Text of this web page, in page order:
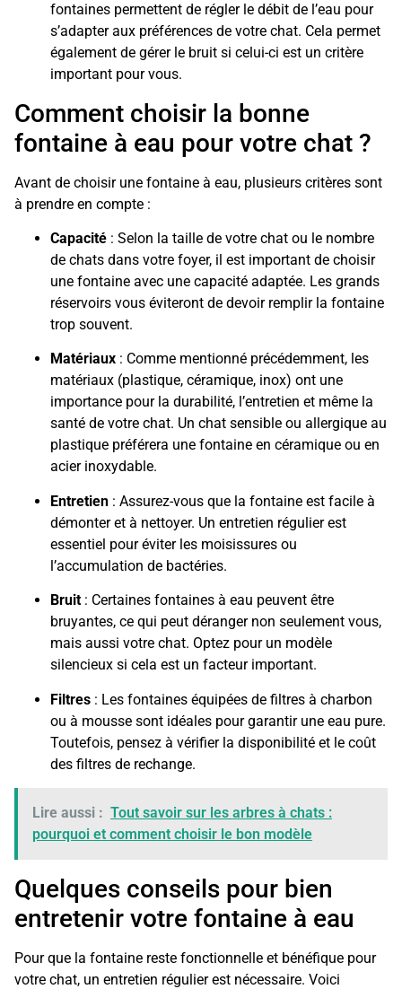
fontaines permettent de régler le débit de l’eau pour
s’adapter aux préférences de votre chat. Cela permet
également de gérer le bruit si celui-ci est un critère
important pour vous.
Comment choisir la bonne
fontaine à eau pour votre chat ?
Avant de choisir une fontaine à eau, plusieurs critères sont
à prendre en compte :
Capacité : Selon la taille de votre chat ou le nombre
de chats dans votre foyer, il est important de choisir
une fontaine avec une capacité adaptée. Les grands
réservoirs vous éviteront de devoir remplir la fontaine
trop souvent.
Matériaux : Comme mentionné précédemment, les
matériaux (plastique, céramique, inox) ont une
importance pour la durabilité, l’entretien et même la
santé de votre chat. Un chat sensible ou allergique au
plastique préférera une fontaine en céramique ou en
acier inoxydable.
Entretien : Assurez-vous que la fontaine est facile à
démonter et à nettoyer. Un entretien régulier est
essentiel pour éviter les moisissures ou
l’accumulation de bactéries.
Bruit : Certaines fontaines à eau peuvent être
bruyantes, ce qui peut déranger non seulement vous,
mais aussi votre chat. Optez pour un modèle
silencieux si cela est un facteur important.
Filtres : Les fontaines équipées de filtres à charbon
ou à mousse sont idéales pour garantir une eau pure.
Toutefois, pensez à vérifier la disponibilité et le coût
des filtres de rechange.
Lire aussi : Tout savoir sur les arbres à chats :
pourquoi et comment choisir le bon modèle
Quelques conseils pour bien
entretenir votre fontaine à eau
Pour que la fontaine reste fonctionnelle et bénéfique pour
votre chat, un entretien régulier est nécessaire. Voici